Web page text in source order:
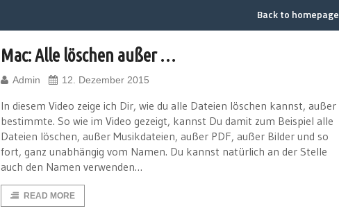
Back to homepage
Mac: Alle löschen außer …
Admin 12. Dezember 2015
In diesem Video zeige ich Dir, wie du alle Dateien löschen kannst, außer
bestimmte. So wie im Video gezeigt, kannst Du damit zum Beispiel alle
Dateien löschen, außer Musikdateien, außer PDF, außer Bilder und so
fort, ganz unabhängig vom Namen. Du kannst natürlich an der Stelle
auch den Namen verwenden…
READ MORE